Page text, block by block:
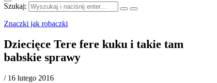
Szukaj:
Znaczki jak robaczki
Dziecięce Tere fere kuku i takie tam
babskie sprawy
/ 16 lutego 2016